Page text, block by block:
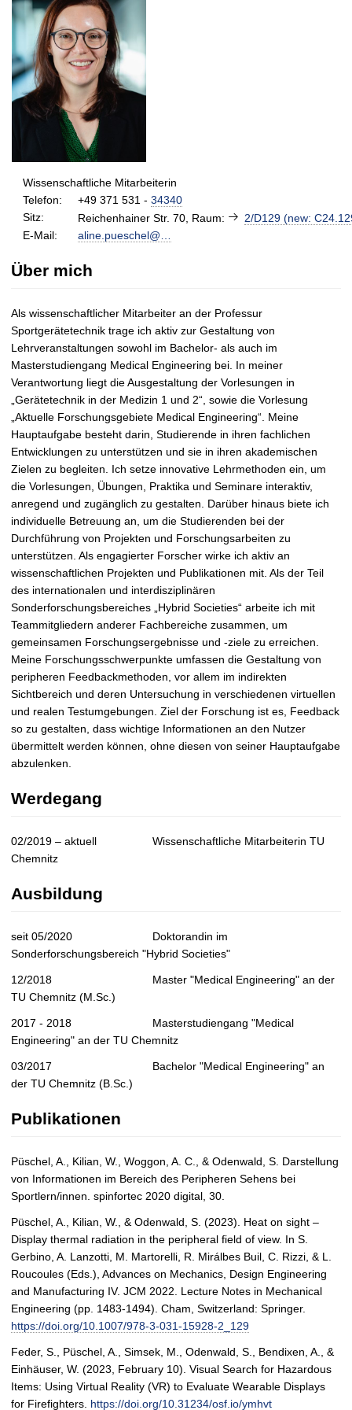
Wissenschaftliche Mitarbeiterin
Telefon:
+49 371 531 - 34340
Sitz:
Reichenhainer Str. 70, Raum:
2/D129 (new:
E-Mail:
aline.pueschel@…
Über mich
Als wissenschaftlicher Mitarbeiter an der Professur
Sportgerätetechnik trage ich aktiv zur Gestaltung von
Lehrveranstaltungen sowohl im Bachelor- als auch im
Masterstudiengang Medical Engineering bei. In meiner
Verantwortung liegt die Ausgestaltung der Vorlesungen in
„Gerätetechnik in der Medizin 1 und 2“, sowie die Vorlesung
„Aktuelle Forschungsgebiete Medical Engineering“. Meine
Hauptaufgabe besteht darin, Studierende in ihren fachlichen
Entwicklungen zu unterstützen und sie in ihren akademischen
Zielen zu begleiten. Ich setze innovative Lehrmethoden ein, um
die Vorlesungen, Übungen, Praktika und Seminare interaktiv,
anregend und zugänglich zu gestalten. Darüber hinaus biete ich
individuelle Betreuung an, um die Studierenden bei der
Durchführung von Projekten und Forschungsarbeiten zu
unterstützen. Als engagierter Forscher wirke ich aktiv an
wissenschaftlichen Projekten und Publikationen mit. Als der Teil
des internationalen und interdisziplinären
Sonderforschungsbereiches „Hybrid Societies“ arbeite ich mit
Teammitgliedern anderer Fachbereiche zusammen, um
gemeinsamen Forschungsergebnisse und -ziele zu erreichen.
Meine Forschungsschwerpunkte umfassen die Gestaltung von
peripheren Feedbackmethoden, vor allem im indirekten
Sichtbereich und deren Untersuchung in verschiedenen virtuellen
und realen Testumgebungen. Ziel der Forschung ist es, Feedback
so zu gestalten, dass wichtige Informationen an den Nutzer
übermittelt werden können, ohne diesen von seiner Hauptaufgabe
abzulenken.
Werdegang
02/2019 – aktuell
Wissenschaftliche Mitarbeiterin TU
Chemnitz
Ausbildung
seit 05/2020
Doktorandin im
Sonderforschungsbereich "Hybrid Societies"
12/2018
Master "Medical Engineering" an der
TU Chemnitz (M.Sc.)
2017 - 2018
Masterstudiengang "Medical
Engineering" an der TU Chemnitz
03/2017
Bachelor "Medical Engineering" an
der TU Chemnitz (B.Sc.)
Publikationen
Püschel, A., Kilian, W., Woggon, A. C., & Odenwald, S. Darstellung
von Informationen im Bereich des Peripheren Sehens bei
Sportlern/innen. spinfortec 2020 digital, 30.
Püschel, A., Kilian, W., & Odenwald, S. (2023). Heat on sight –
Display thermal radiation in the peripheral field of view. In S.
Gerbino, A. Lanzotti, M. Martorelli, R. Mirálbes Buil, C. Rizzi, & L.
Roucoules (Eds.), Advances on Mechanics, Design Engineering
and Manufacturing IV. JCM 2022. Lecture Notes in Mechanical
Engineering (pp. 1483-1494). Cham, Switzerland: Springer.
https://doi.org/10.1007/978-3-031-15928-2_129
Feder, S., Püschel, A., Simsek, M., Odenwald, S., Bendixen, A., &
Einhäuser, W. (2023, February 10). Visual Search for Hazardous
Items: Using Virtual Reality (VR) to Evaluate Wearable Displays
for Firefighters. https://doi.org/10.31234/osf.io/ymhvt